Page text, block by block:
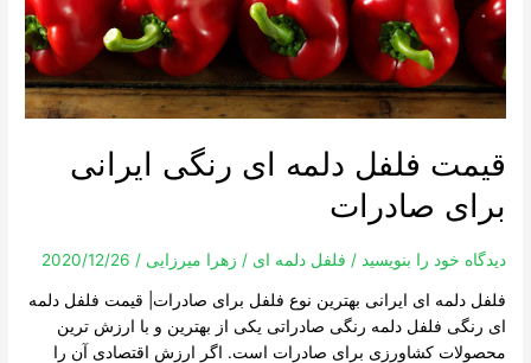
قیمت فلفل دلمه ای رنگی ایرانی
برای صادرات
دیدگاه‌ خود را بنویسید / فلفل دلمه ای / زهرا میرزایی/
2020/12/26
فلفل دلمه ای ایرانی بهترین نوع فلفل برای صادرات| قیمت فلفل دلمه
ای رنگی فلفل دلمه رنگی صادراتی یکی از بهترین و با ارزش ترین
محصولات کشاورزی برای صادرات است. اگر ارزش اقتصادی آن را